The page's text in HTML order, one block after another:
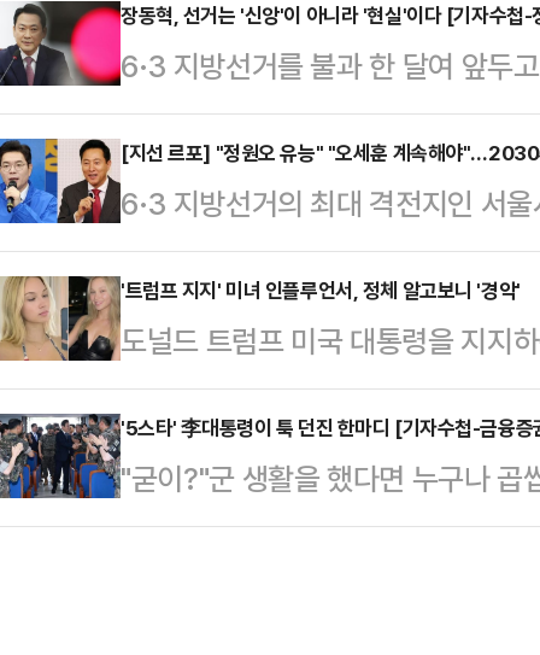
나타났다. 여론조사기관 미디어토
선 ARS(자동응답) 방식으로 부산
치러지고 다음 세 인물이 맞붙는다
하정우 수석은 35.5%로 나타났다.
요청을 받고 있다.무소속의 한동
26.0%를 기록했…
장동혁, 선거는 '신앙'이 아니라 '현실'이다 [기자수첩-
6·3 지방선거를 불과 한 달여 앞두
15%의 '사망선고'를 받았다. 당 지
조차 더불어민주당에 밀리는 초유
단칼에 거절했다. "물러나는 것은
거 결과로 평가받겠다는 것이 그의
는 '책임'은 누구를 위한 것인가.지
'현실'이 아닌 자신의 '신앙'으로 보
[지선 르포] "정원오 유능" "오세훈 계속해야"…2030
6·3 지방선거의 최대 격전지인 서
원오 더불어민주당 후보의 대세론
이 오세훈 국민의힘 후보를 5선으
이렇듯 창과 방패의 싸움은 서울
의 현상 유지'에 관심을 보이는 탓
데일리안과 만난 2030세대 서울
보였다. 주거·교통·문화 등 인프라
어난…
'트럼프 지지' 미녀 인플루언서, 정체 알고보니 '경악'
도널드 트럼프 미국 대통령을 지지
인플루언서의 충격적인 정체가 밝
가'(MAGA·트럼프 강성 지지층을
실제 인물이 아닌 인도 출신 22세
(AI)을 활용해 만들어낸 가상의 인
'5스타' 李대통령이 툭 던진 한마디 [기자수첩-금융
"굳이?"군 생활을 했다면 누구나
한다는 이유로 비행단 정문에서 활